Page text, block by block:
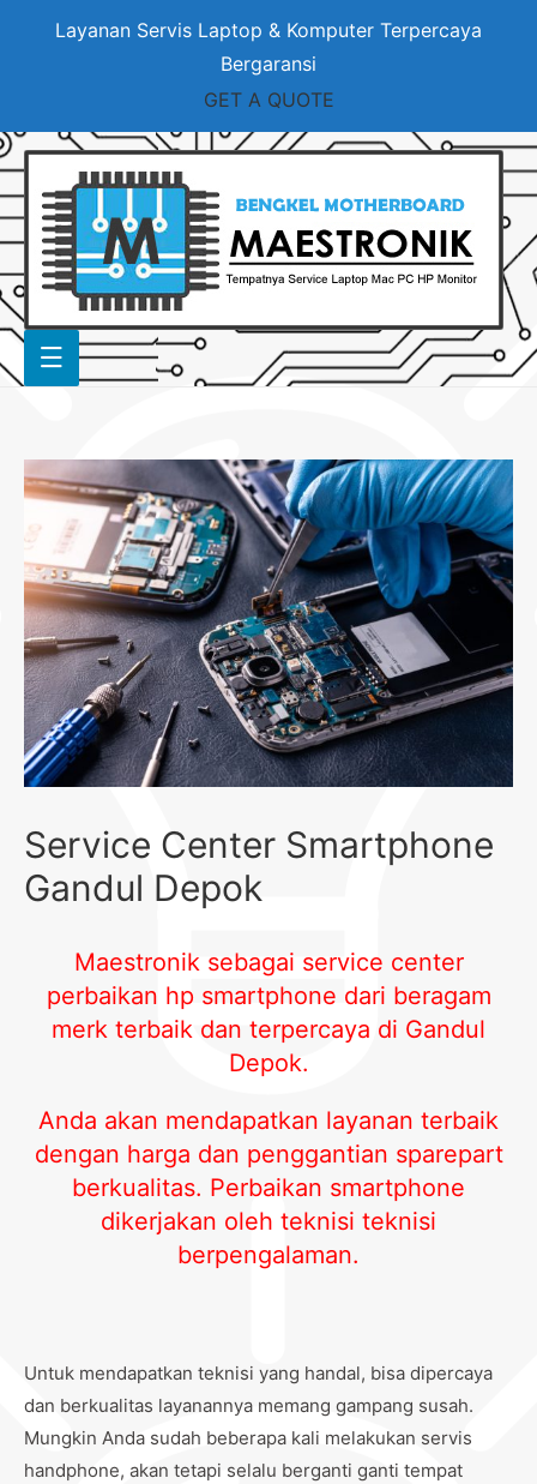
Layanan Servis Laptop & Komputer Terpercaya
Bergaransi
GET A QUOTE
Service Center Smartphone
Gandul Depok
Maestronik sebagai service center
perbaikan hp smartphone dari beragam
merk terbaik dan terpercaya di Gandul
Depok.
Anda akan mendapatkan layanan terbaik
dengan harga dan penggantian sparepart
berkualitas. Perbaikan smartphone
dikerjakan oleh teknisi teknisi
berpengalaman.
Untuk mendapatkan teknisi yang handal, bisa dipercaya
dan berkualitas layanannya memang gampang susah.
Mungkin Anda sudah beberapa kali melakukan servis
handphone, akan tetapi selalu berganti ganti tempat